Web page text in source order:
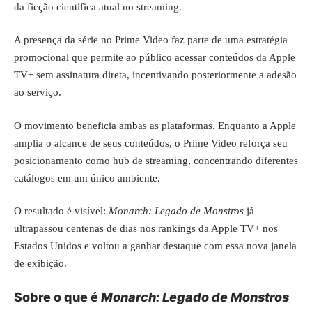
da ficção científica atual no streaming.
A presença da série no Prime Video faz parte de uma estratégia
promocional que permite ao público acessar conteúdos da Apple
TV+ sem assinatura direta, incentivando posteriormente a adesão
ao serviço.
O movimento beneficia ambas as plataformas. Enquanto a Apple
amplia o alcance de seus conteúdos, o Prime Video reforça seu
posicionamento como hub de streaming, concentrando diferentes
catálogos em um único ambiente.
O resultado é visível: Monarch: Legado de Monstros já
ultrapassou centenas de dias nos rankings da Apple TV+ nos
Estados Unidos e voltou a ganhar destaque com essa nova janela
de exibição.
Sobre o que éMonarch: Legado de Monstros